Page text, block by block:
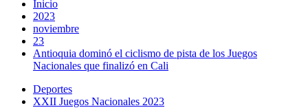
Inicio
2023
noviembre
23
Antioquia dominó el ciclismo de pista de los Juegos
Nacionales que finalizó en Cali
Deportes
XXII Juegos Nacionales 2023